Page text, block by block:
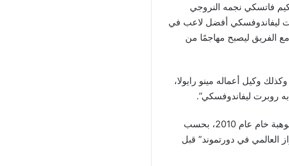
فاتسكي نجمه النروجي
ليفاندوفسكي أفضل لاعب في
مع الفريق ليصبح مهاجمًا من
وكيل أعماله مينو رايولا،
به روبرت ليفاندوفسكي”.
واستقدم دورتموند النجم ليفاندوفسكي من الدوري البولندي كموهبة خام عام 2010، بحسب
في دورتموند” قبل